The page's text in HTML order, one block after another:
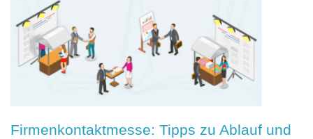
Firmenkontaktmesse: Tipps zu Ablauf und